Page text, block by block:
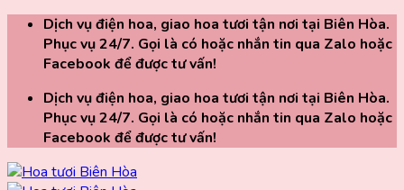
ChuyểnDịch vụ điện hoa, giao hoa tươi tận nơi tại Biên Hòa.
Phục vụ 24/7. Gọi là có hoặc nhắn tin qua Zalo hoặc
Facebook để được tư vấn!
Dịch vụ điện hoa, giao hoa tươi tận nơi tại Biên Hòa.
Phục vụ 24/7. Gọi là có hoặc nhắn tin qua Zalo hoặc
Facebook để được tư vấn!